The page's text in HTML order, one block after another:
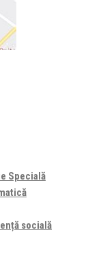
Specială
socială